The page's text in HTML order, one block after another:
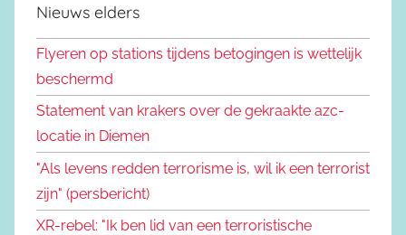
Nieuws elders
Flyeren op stations tijdens betogingen is wettelijk
beschermd
Statement van krakers over de gekraakte azc-
locatie in Diemen
"Als levens redden terrorisme is, wil ik een terrorist
zijn" (persbericht)
XR-rebel: "Ik ben lid van een terroristische